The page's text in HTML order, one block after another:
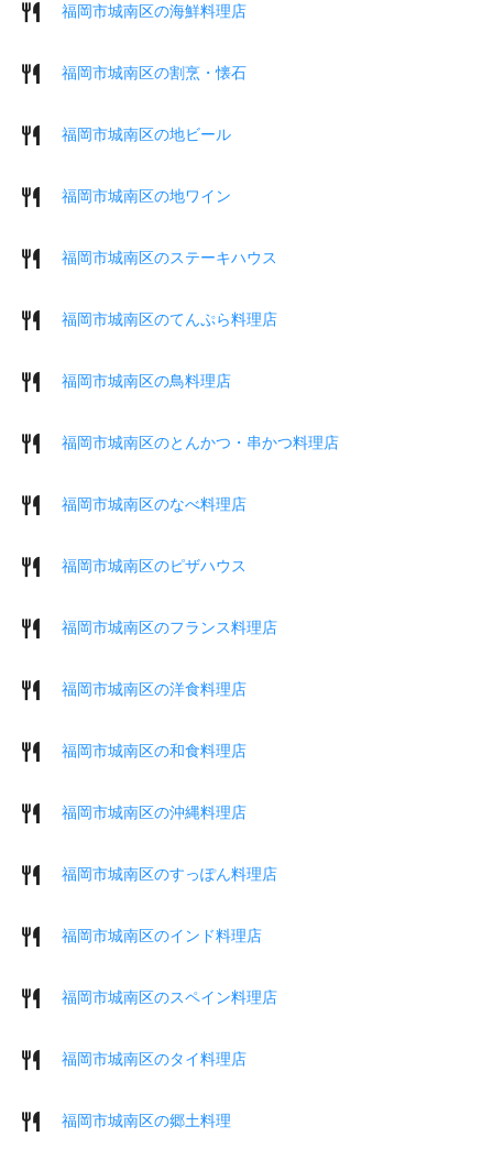
福岡市城南区の海鮮料理店
福岡市城南区の割烹・懐石
福岡市城南区の地ビール
福岡市城南区の地ワイン
福岡市城南区のステーキハウス
福岡市城南区のてんぷら料理店
福岡市城南区の鳥料理店
福岡市城南区のとんかつ・串かつ料理店
福岡市城南区のなべ料理店
福岡市城南区のピザハウス
福岡市城南区のフランス料理店
福岡市城南区の洋食料理店
福岡市城南区の和食料理店
福岡市城南区の沖縄料理店
福岡市城南区のすっぽん料理店
福岡市城南区のインド料理店
福岡市城南区のスペイン料理店
福岡市城南区のタイ料理店
福岡市城南区の郷土料理